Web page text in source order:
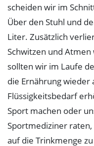
scheiden wir im
Über den Stuhl und
Liter. Zusätzlich
Schwitzen und
sollten wir im Laufe
die Ernährung wieder
Flüssigkeitsbedarf
Sport machen oder
Sportmediziner
auf die Trinkmenge